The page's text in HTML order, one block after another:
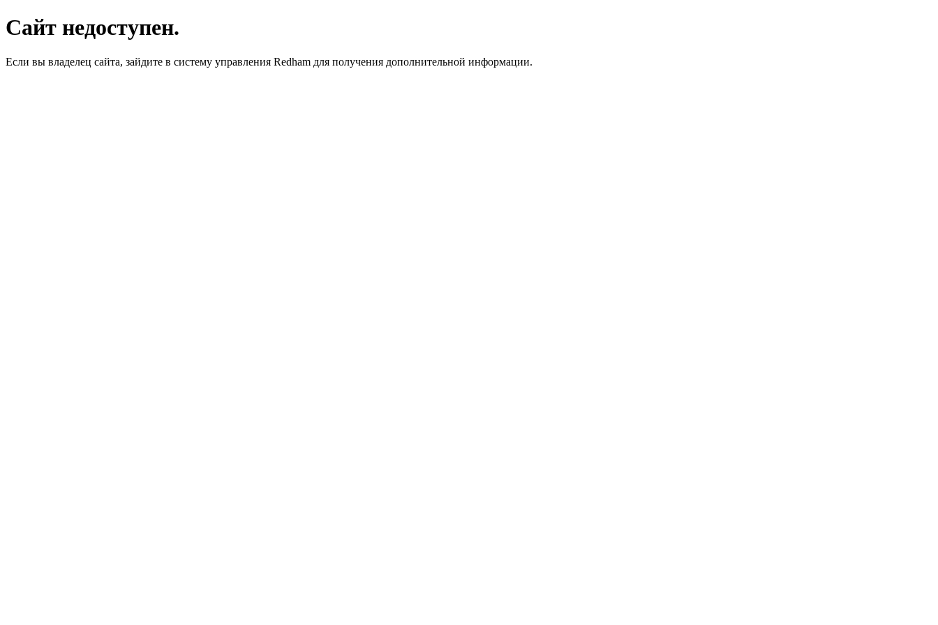
Сайт недоступен.
Если вы владелец сайта, зайдите в систему управления Redham для получения дополнительной информации.